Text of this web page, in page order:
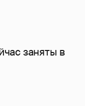
заняты в